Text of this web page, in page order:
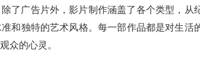
了广告片外，影片制作涵盖了各个类型，从
和独特的艺术风格。每一部作品都是对生活
众的心灵。